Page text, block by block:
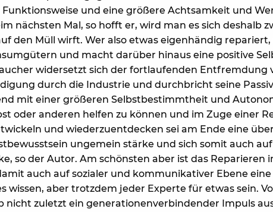
Funktionsweise und eine größere Achtsamkeit und
nächsten Mal, so hofft er, wird man es sich deshalb
den Müll wirft. Wer also etwas eigenhändig
und macht darüber hinaus eine positive
widersetzt sich der fortlaufenden Entfremdung
durch die Industrie und durchbricht seine
mit einer größeren Selbstbestimmtheit und
oder anderen helfen zu können und im Zuge einer
und wiederzuentdecken sei am Ende eine
ungemein stärke und sich somit auch
so der Autor. Am schönsten aber ist das Reparieren
auch auf sozialer und kommunikativer Ebene
wissen, aber trotzdem jeder Experte für etwas sein.
nicht zuletzt ein generationenverbindender Impuls